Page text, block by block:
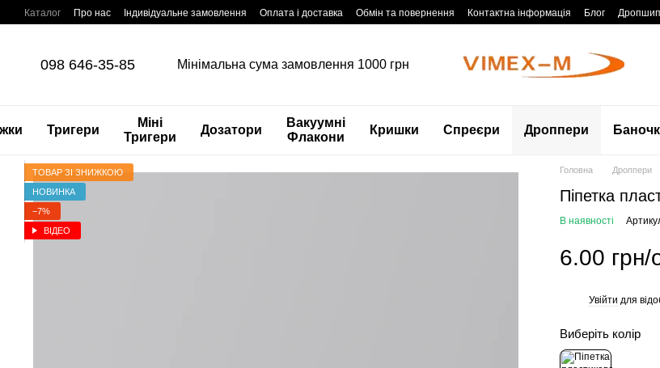
Перейти до основного контенту
Каталог Про нас Індивідуальне замовлення Оплата і доставка Обмін та повернення Контактна інформація Блог
098 646-35-85 Мінімальна сума замовлення 1000 грн
Тригери
Міні
Тригери
Дозатори
Вакуумні
Флакони
Кришки Спреєри Дроппери
ТОВАР ЗІ ЗНИЖКОЮ
НОВИНКА
−7%
ВІДЕО
Головна Дроппери
Піпетка
В наявності
6.00 грн/
Увійти для
Виберіть колір